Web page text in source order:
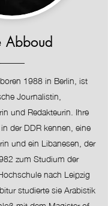
Abboud
1988 in Berlin, ist
Journalistin,
und Redakteurin. Ihre
der DDR kennen, eine
und ein Libanesen, der
zum Studium der
nach Leipzig
studierte sie Arabistik